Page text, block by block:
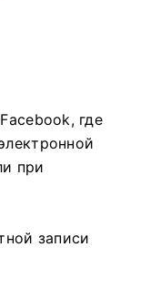
где
при
записи